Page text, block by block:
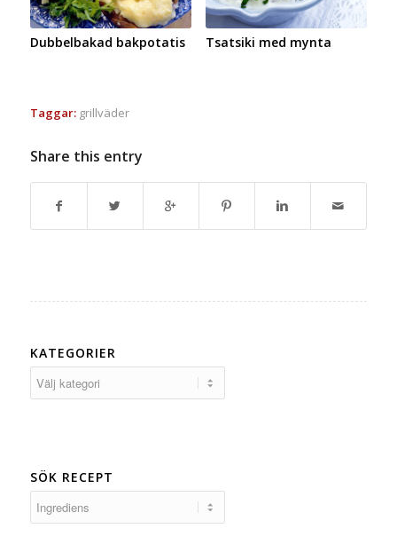
Dubbelbakad bakpotatis Tsatsiki med mynta
Taggar: grillväder
Share this entry
KATEGORIER
SÖK RECEPT